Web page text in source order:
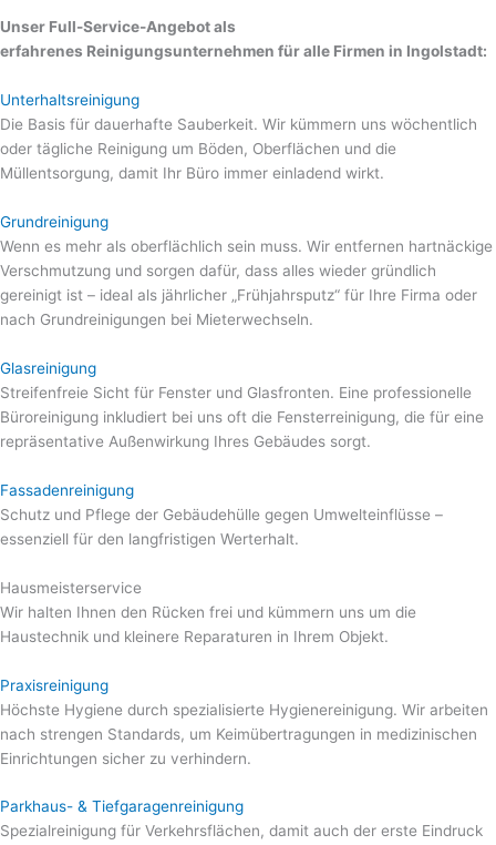
Unser Full-Service-Angebot als
erfahrenes Reinigungsunternehmen für alle Firmen in Ingolstadt:
Unterhaltsreinigung
Die Basis für dauerhafte Sauberkeit. Wir kümmern uns wöchentlich
oder tägliche Reinigung um Böden, Oberflächen und die
Müllentsorgung, damit Ihr Büro immer einladend wirkt.
Grundreinigung
Wenn es mehr als oberflächlich sein muss. Wir entfernen hartnäckige
Verschmutzung und sorgen dafür, dass alles wieder gründlich
gereinigt ist – ideal als jährlicher „Frühjahrsputz“ für Ihre Firma oder
nach Grundreinigungen bei Mieterwechseln.
Glasreinigung
Streifenfreie Sicht für Fenster und Glasfronten. Eine professionelle
Büroreinigung inkludiert bei uns oft die Fensterreinigung, die für eine
repräsentative Außenwirkung Ihres Gebäudes sorgt.
Fassadenreinigung
Schutz und Pflege der Gebäudehülle gegen Umwelteinflüsse –
essenziell für den langfristigen Werterhalt.
Hausmeisterservice
Wir halten Ihnen den Rücken frei und kümmern uns um die
Haustechnik und kleinere Reparaturen in Ihrem Objekt.
Praxisreinigung
Höchste Hygiene durch spezialisierte Hygienereinigung. Wir arbeiten
nach strengen Standards, um Keimübertragungen in medizinischen
Einrichtungen sicher zu verhindern.
Parkhaus- & Tiefgaragenreinigung
Spezialreinigung für Verkehrsflächen, damit auch der erste Eindruck